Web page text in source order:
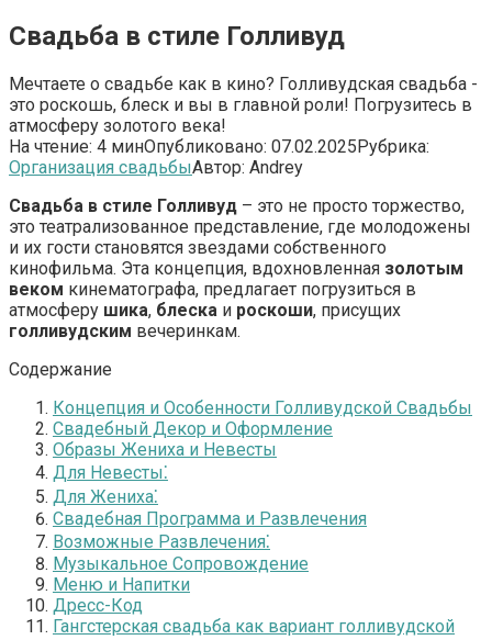
Свадьба в стиле Голливуд
Мечтаете о свадьбе как в кино? Голливудская свадьба -
это роскошь, блеск и вы в главной роли! Погрузитесь в
атмосферу золотого века!
На чтение: 4 минОпубликовано: 07.02.2025Рубрика:
Организация свадьбыАвтор: Andrey
Свадьба в стиле Голливуд – это не просто торжество,
это театрализованное представление, где молодожены
и их гости становятся звездами собственного
кинофильма. Эта концепция, вдохновленная золотым
веком кинематографа, предлагает погрузиться в
атмосферу шика, блеска и роскоши, присущих
голливудским вечеринкам.
Содержание
Концепция и Особенности Голливудской Свадьбы
Свадебный Декор и Оформление
Образы Жениха и Невесты
Для Невесты⁚
Для Жениха⁚
Свадебная Программа и Развлечения
Возможные Развлечения⁚
Музыкальное Сопровождение
Меню и Напитки
Дресс-Код
Гангстерская свадьба как вариант голливудской